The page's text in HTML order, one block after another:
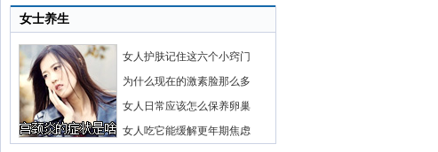
女士养生
女人护肤记住这六个小窍门
为什么现在的激素脸那么多
女人日常应该怎么保养卵巢
女人吃它能缓解更年期焦虑